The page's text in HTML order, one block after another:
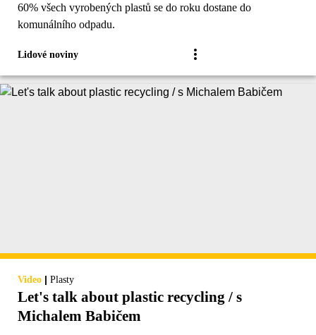
60% všech vyrobených plastů se do roku dostane do
komunálního odpadu.
Lidové noviny
Video | Plasty
Let's talk about plastic recycling / s
Michalem Babičem